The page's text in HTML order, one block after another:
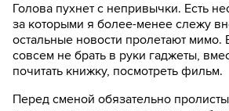
Голова пухнет с непривычки. Есть
за которыми я более-менее слежу
остальные новости пролетают
совсем не брать в руки гаджеты,
почитать книжку, посмотреть фильм.
Перед сменой обязательно